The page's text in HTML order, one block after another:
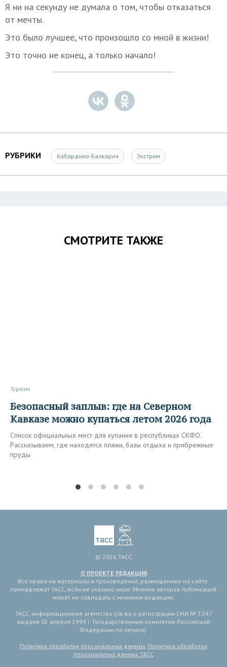
Я ни на секунду не думала о том, чтобы отказаться
от мечты.
Это было лучшее, что произошло со мной в жизни!
Это точно не конец, а только начало!
РУБРИКИ Кабардино-Балкария Экстрим
СМОТРИТЕ ТАКЖЕ
Туризм
Безопасный заплыв: где на Северном
Кавказе можно купаться летом 2026 года
Список официальных мест для купания в республиках СКФО.
Рассказываем, где находятся пляжи, базы отдыха и прибрежные
пруды
© 2026 ТАСС
О ПРОЕКТЕ РЕДАКЦИЯ
Все права на материалы и произведения, размещенные на сайте,
принадлежат ТАСС, если не указано иное. Мнение авторов публикаций
может не совпадать с мнением редакции.
ТАСС, информационное агентство (св-во о регистрации СМИ № 3 247
выдано 02 апреля 1999 г. Государственным комитетом Российской
Федерации по печати).
Политика обработки персональных данных, Политика обработки
персональных данных ТАСС